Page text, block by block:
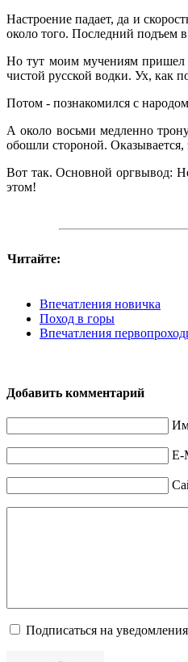
Настроение падает, да и
около того. Последний подъем
Но тут моим мучениям пришел
чистой русской водки. Ух, как
Потом - познакомился с
А около восьми медленно
обошли стороной.
Вот так. Основной оргвывод:
этом!
Читайте:
Впечатления новичка
Поход в горы
Впечатления
Добавить комментарий
E-
Подписаться на